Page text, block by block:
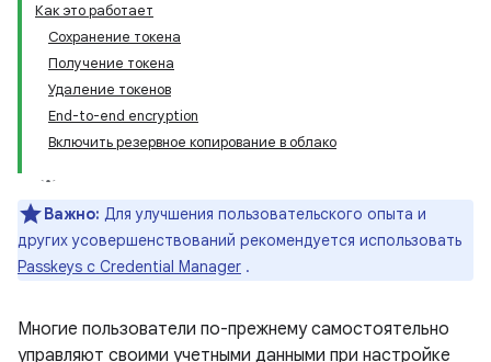
Как это работает
Сохранение токена
Получение токена
Удаление токенов
End-to-end encryption
Включить резервное копирование в облако
Важно: Для улучшения пользовательского опыта и
других усовершенствований рекомендуется использовать
Passkeys с Credential Manager .
Многие пользователи по-прежнему самостоятельно
управляют своими учетными данными при настройке